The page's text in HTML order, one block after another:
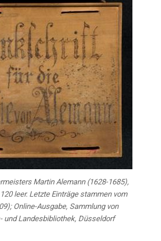
Martin Alemann (1628-1685),
leer. Letzte Einträge stammen vom
Online-Ausgabe, Sammlung von
und Landesbibliothek, Düsseldorf